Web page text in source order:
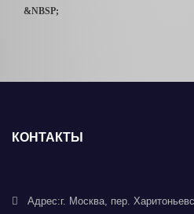
&NBSP;
КОНТАКТЫ
Адрес:г. Москва, пер.